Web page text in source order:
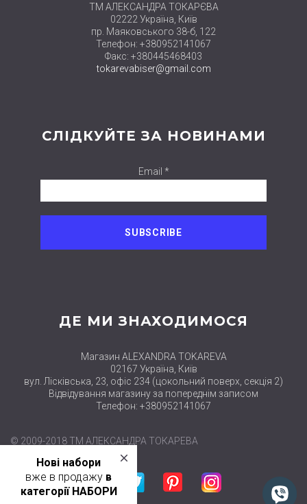
ТМ АЛЕКСАНДРА ТОКАРЄВА
02222 Україна, Київ
пр. Маяковського 38-б, 122
Телефон: +380952141067
Факс: +380445468403
tokarevabiser@gmail.com
СЛІДКУЙТЕ ЗА НОВИНАМИ
Email *
ДЕ МИ ЗНАХОДИМОСЯ
Магазин ALEXANDRA TOKAREVA
02167 Україна, Київ
вул. Лісківська, 23, офіс 234 (цокольний поверх, секція 2)
Відвідування магазину за попереднім записом
Телефон: +380952141067
© 2009-2018 ТМ АЛЕКСАНДРА ТОКАРЕВА
Twitter Pinterest Instagram
Нові набори
вже в продажу в
категорії НАБОРИ
close